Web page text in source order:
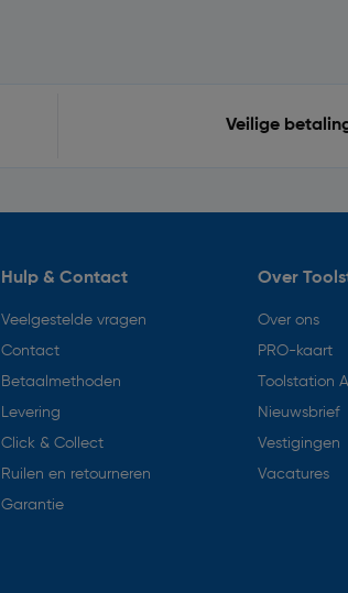
Veilige
Hulp & Contact
Veelgestelde vragen
Contact
Betaalmethoden
Levering
Click & Collect
Ruilen en retourneren
Garantie
Over
Over ons
PRO-kaart
Toolstation
Nieuwsbrief
Vestigingen
Vacatures